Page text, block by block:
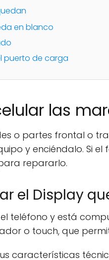
en blanco
puerto de carga
las
o partes frontal o
y enciéndalo. Si
repararlo.
el Display
teléfono y está
o touch, que